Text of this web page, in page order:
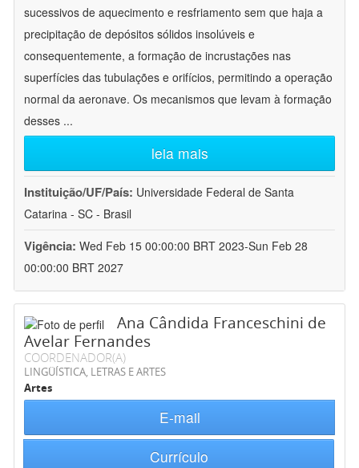
sucessivos de aquecimento e resfriamento sem que haja a
precipitação de depósitos sólidos insolúveis e
consequentemente, a formação de incrustações nas
superfícies das tubulações e orifícios, permitindo a operação
normal da aeronave. Os mecanismos que levam à formação
desses ...
leia mais
Instituição/UF/País: Universidade Federal de Santa
Catarina - SC - Brasil
Vigência: Wed Feb 15 00:00:00 BRT 2023-Sun Feb 28
00:00:00 BRT 2027
Ana Cândida Franceschini de
Avelar Fernandes
COORDENADOR(A)
LINGÜÍSTICA, LETRAS E ARTES
Artes
E-mail
Currículo